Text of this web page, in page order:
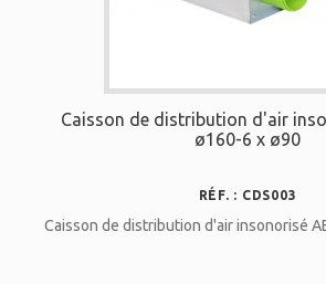
Caisson de distribution d'air
ø160-6 x ø90
RÉF. : CDS003
Caisson de distribution d'air insonorisé